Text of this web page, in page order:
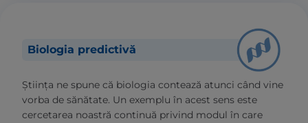
Biologia predictivă
Știința ne spune că biologia contează atunci când vine
vorba de sănătate. Un exemplu în acest sens este
cercetarea noastră continuă privind modul în care